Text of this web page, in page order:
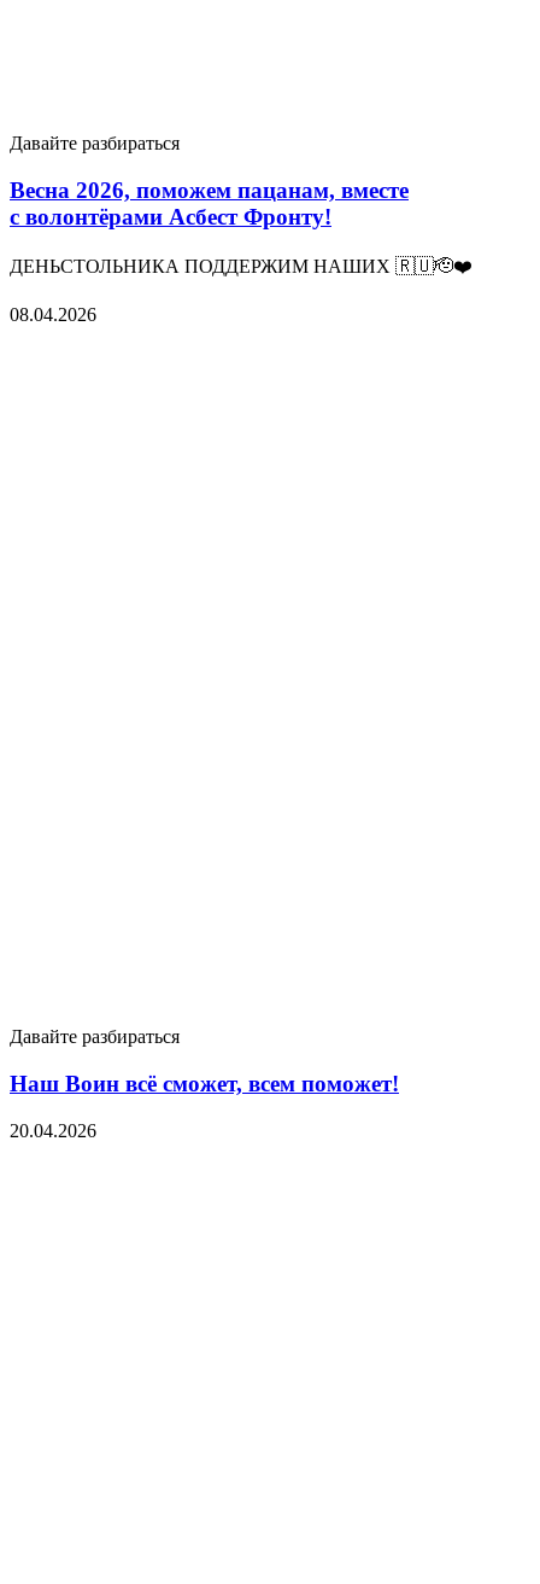
Давайте разбираться
Весна 2026, поможем пацанам, вместе
с волонтёрами Асбест Фронту!
ДЕНЬСТОЛЬНИКА ПОДДЕРЖИМ НАШИХ 🇷🇺🫡❤️
08.04.2026
Давайте разбираться
Наш Воин всё сможет, всем поможет!
20.04.2026